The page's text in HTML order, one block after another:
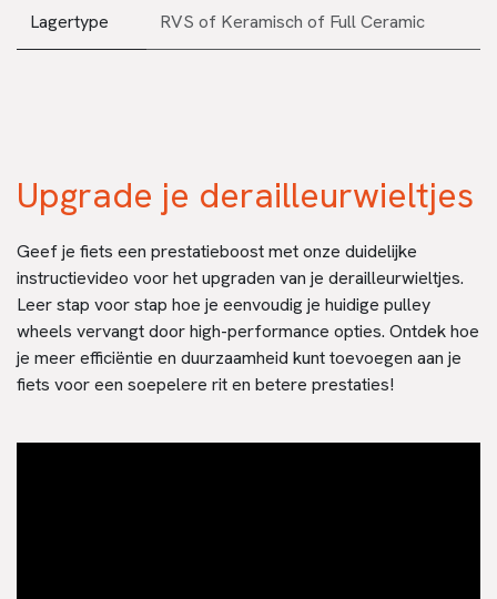
Lagertype RVS of Keramisch of Full Ceramic
Upgrade je derailleurwieltjes
Geef je fiets een prestatieboost met onze duidelijke
instructievideo voor het upgraden van je derailleurwieltjes.
Leer stap voor stap hoe je eenvoudig je huidige pulley
wheels vervangt door high-performance opties. Ontdek hoe
je meer efficiëntie en duurzaamheid kunt toevoegen aan je
fiets voor een soepelere rit en betere prestaties!